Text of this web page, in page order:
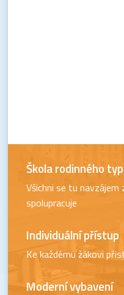
Škola rodinného
Všichni se tu navzájem
spolupracuje
Individuální přístup
Ke každému žákovi
Moderní vybavení